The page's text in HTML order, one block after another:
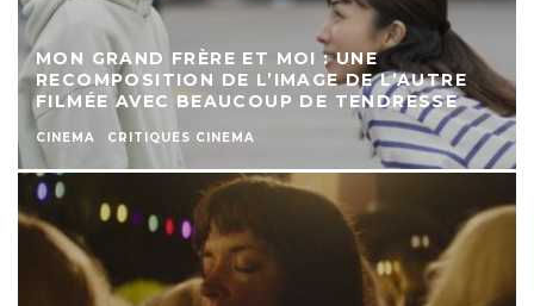
MON GRAND FRÈRE ET MOI : UNE
RECOMPOSITION DE L’IMAGE DE L’AUTRE
FILMÉE AVEC BEAUCOUP DE TENDRESSE
CINEMA CRITIQUES CINEMA